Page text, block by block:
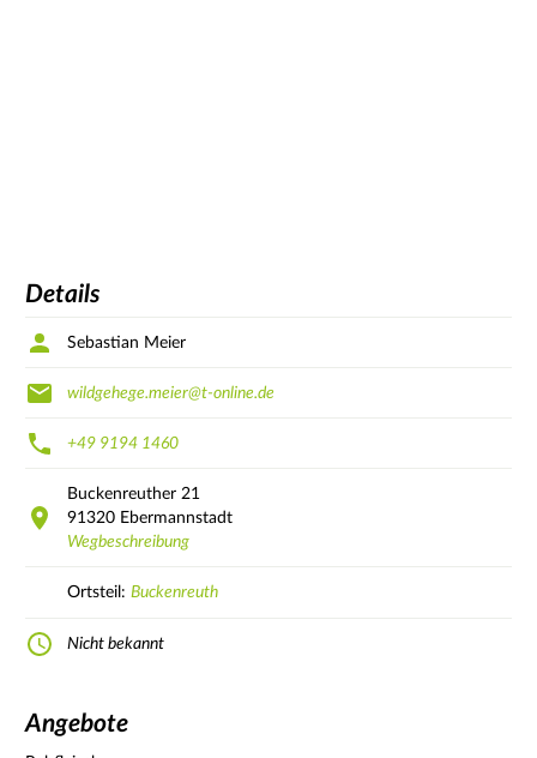
Details
Sebastian Meier
wildgehege.meier@t-online.de
+49 9194 1460
Buckenreuther 21
91320 Ebermannstadt
Wegbeschreibung
Ortsteil: Buckenreuth
Nicht bekannt
Angebote